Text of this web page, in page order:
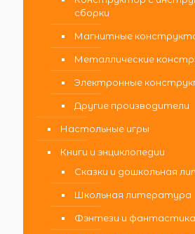
сборки
Магнитные
Металлические
Электронные
Другие производители
Настольные игры
Книги и энциклопедии
Сказки и дошкольная
Школьная литература
Фэнтези и фантастика